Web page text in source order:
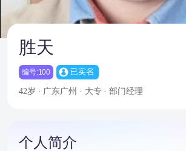
胜天
编号:100
42岁 · 广东广州 · 大专 · 部门经理
个人简介